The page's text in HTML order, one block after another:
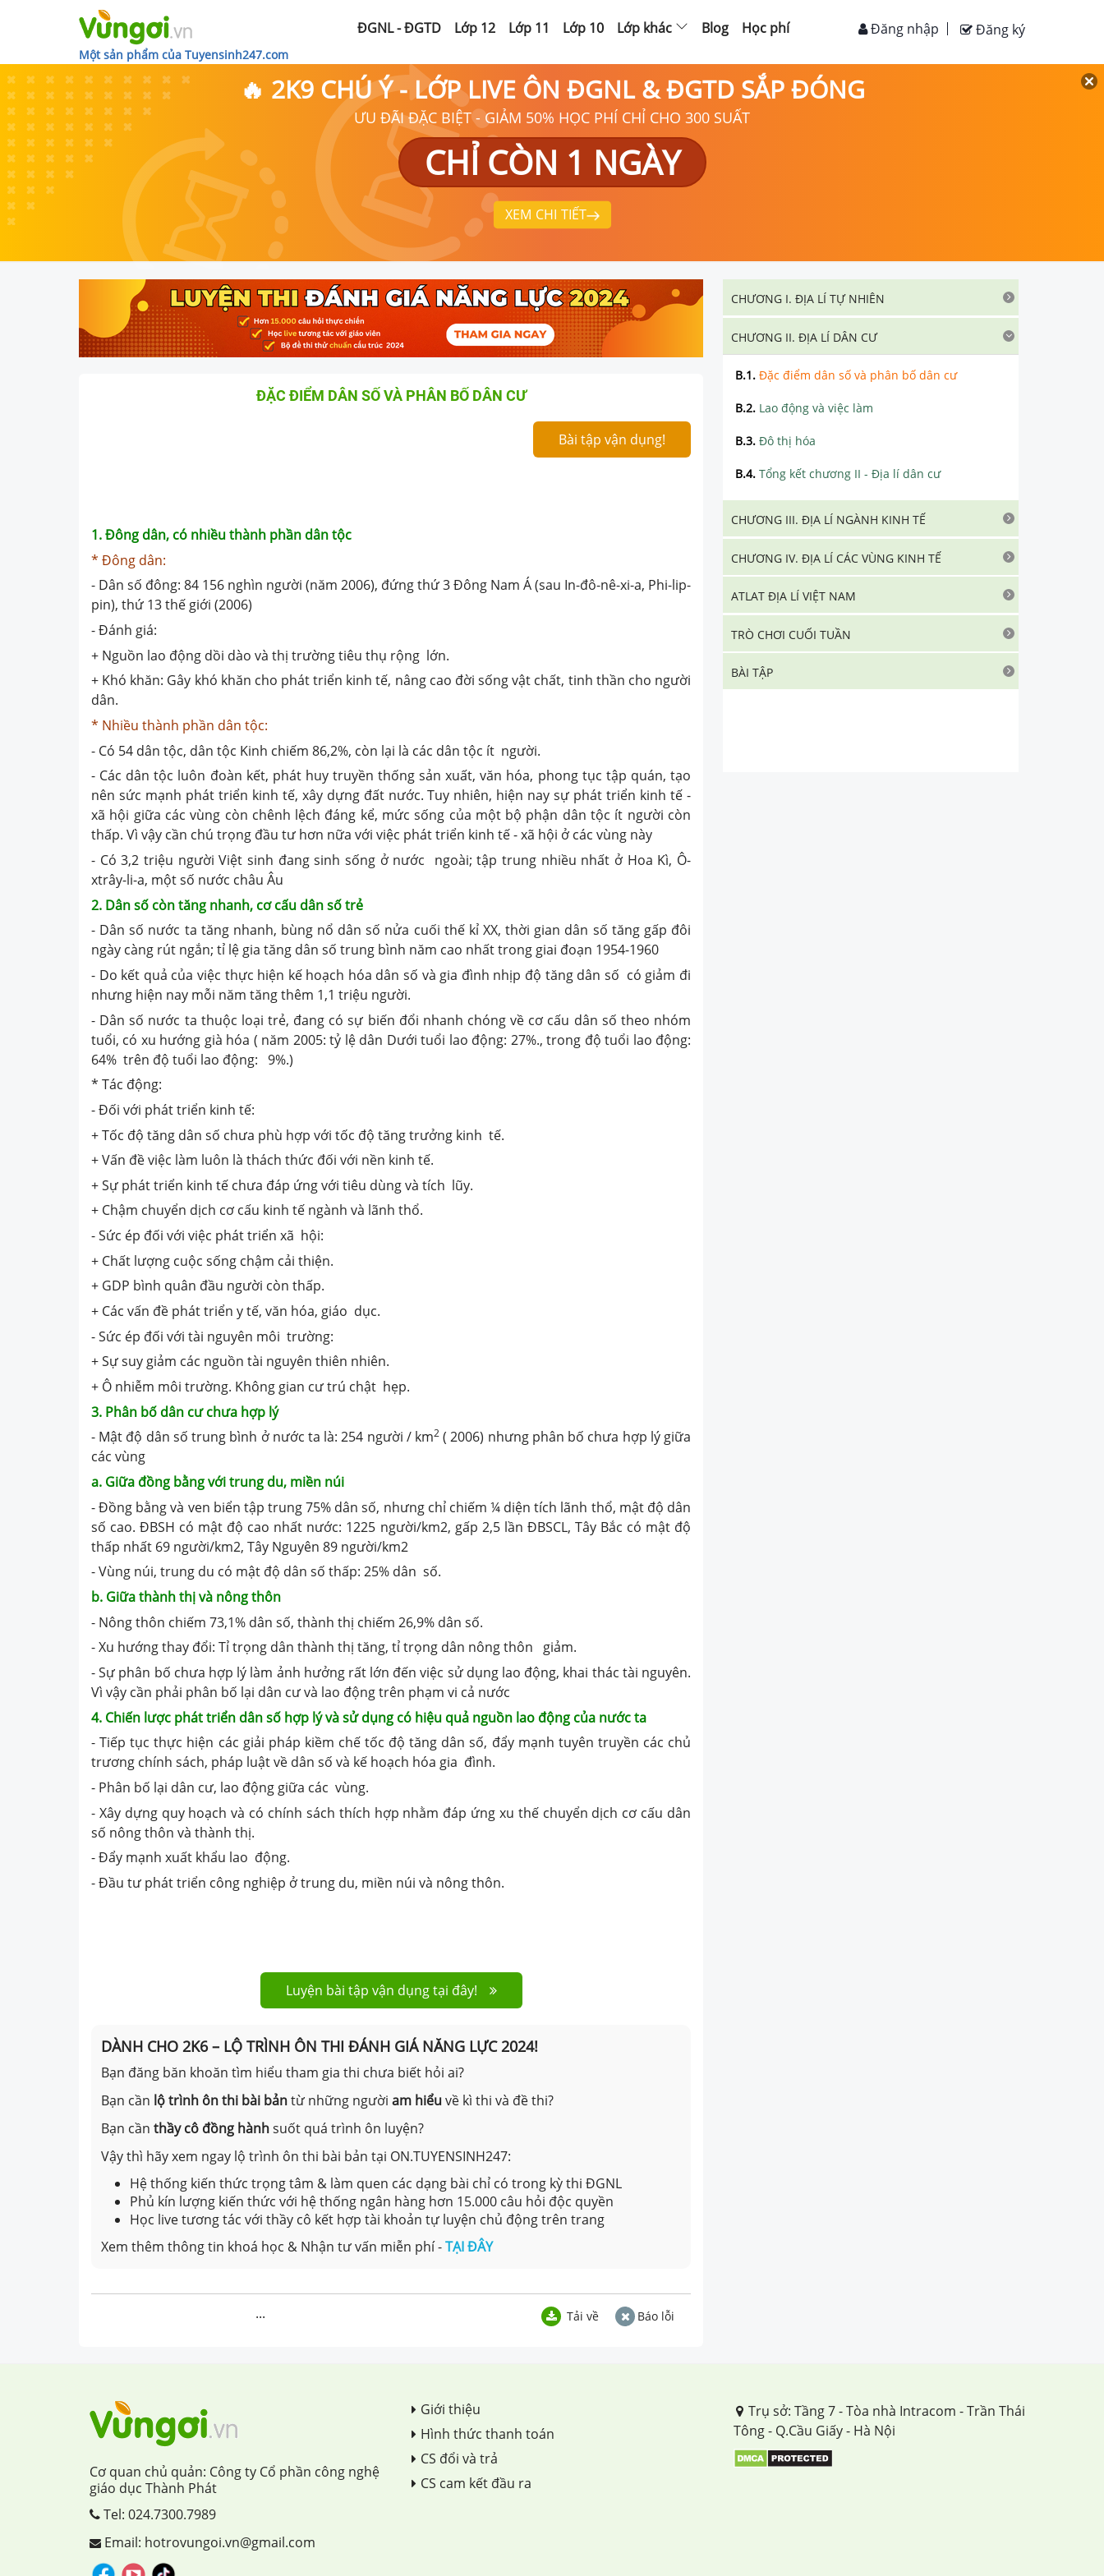
Một sản phẩm của Tuyensinh247.com
ĐGNL - ĐGTD Lớp 12 Lớp 11 Lớp 10 Lớp khác Blog Học phí Đăng ký
Đăng nhập
🔥 2K9 CHÚ Ý - LỚP LIVE ÔN ĐGNL & ĐGTD SẮP ĐÓNG
ƯU ĐÃI ĐẶC BIỆT - GIẢM 50% HỌC PHÍ CHỈ CHO 300 SUẤT
CHỈ CÒN 1 NGÀY
XEM CHI TIẾT
ĐẶC ĐIỂM DÂN SỐ VÀ PHÂN BỐ DÂN CƯ
Bài tập vận dụng!
1. Đông dân, có nhiều thành phần dân tộc
* Đông dân:
- Dân số đông: 84 156 nghìn người (năm 2006), đứng thứ 3 Đông Nam Á (sau In-đô-nê-xi-a, Phi-lip-
pin), thứ 13 thế giới (2006)
- Đánh giá:
+ Nguồn lao động dồi dào và thị trường tiêu thụ rộng lớn.
+ Khó khăn: Gây khó khăn cho phát triển kinh tế, nâng cao đời sống vật chất, tinh thần cho người
dân.
* Nhiều thành phần dân tộc:
- Có 54 dân tộc, dân tộc Kinh chiếm 86,2%, còn lại là các dân tộc ít người.
- Các dân tộc luôn đoàn kết, phát huy truyền thống sản xuất, văn hóa, phong tục tập quán, tạo
nên sức mạnh phát triển kinh tế, xây dựng đất nước. Tuy nhiên, hiện nay sự phát triển kinh tế -
xã hội giữa các vùng còn chênh lệch đáng kể, mức sống của một bộ phận dân tộc ít người còn
thấp. Vì vậy cần chú trọng đầu tư hơn nữa với việc phát triển kinh tế - xã hội ở các vùng này
- Có 3,2 triệu người Việt sinh đang sinh sống ở nước ngoài; tập trung nhiều nhất ở Hoa Kì, Ô-
xtrây-li-a, một số nước châu Âu
2. Dân số còn tăng nhanh, cơ cấu dân số trẻ
- Dân số nước ta tăng nhanh, bùng nổ dân số nửa cuối thế kỉ XX, thời gian dân số tăng gấp đôi
ngày càng rút ngắn; tỉ lệ gia tăng dân số trung bình năm cao nhất trong giai đoạn 1954-1960
- Do kết quả của việc thực hiện kế hoạch hóa dân số và gia đình nhịp độ tăng dân số có giảm đi
nhưng hiện nay mỗi năm tăng thêm 1,1 triệu người.
- Dân số nước ta thuộc loại trẻ, đang có sự biến đổi nhanh chóng về cơ cấu dân số theo nhóm
tuổi, có xu hướng già hóa ( năm 2005: tỷ lệ dân Dưới tuổi lao động: 27%., trong độ tuổi lao động:
64% trên độ tuổi lao động: 9%.)
* Tác động:
- Đối với phát triển kinh tế:
+ Tốc độ tăng dân số chưa phù hợp với tốc độ tăng trưởng kinh tế.
+ Vấn đề việc làm luôn là thách thức đối với nền kinh tế.
+ Sự phát triển kinh tế chưa đáp ứng với tiêu dùng và tích lũy.
+ Chậm chuyển dịch cơ cấu kinh tế ngành và lãnh thổ.
- Sức ép đối với việc phát triển xã hội:
+ Chất lượng cuộc sống chậm cải thiện.
+ GDP bình quân đầu người còn thấp.
+ Các vấn đề phát triển y tế, văn hóa, giáo dục.
- Sức ép đối với tài nguyên môi trường:
+ Sự suy giảm các nguồn tài nguyên thiên nhiên.
+ Ô nhiễm môi trường. Không gian cư trú chật hẹp.
3. Phân bố dân cư chưa hợp lý
- Mật độ dân số trung bình ở nước ta là: 254 người / km2 ( 2006) nhưng phân bố chưa hợp lý giữa
các vùng
a. Giữa đồng bằng với trung du, miền núi
- Đồng bằng và ven biển tập trung 75% dân số, nhưng chỉ chiếm ¼ diện tích lãnh thổ, mật độ dân
số cao. ĐBSH có mật độ cao nhất nước: 1225 người/km2, gấp 2,5 lần ĐBSCL, Tây Bắc có mật độ
thấp nhất 69 người/km2, Tây Nguyên 89 người/km2
- Vùng núi, trung du có mật độ dân số thấp: 25% dân số.
b. Giữa thành thị và nông thôn
- Nông thôn chiếm 73,1% dân số, thành thị chiếm 26,9% dân số.
- Xu hướng thay đổi: Tỉ trọng dân thành thị tăng, tỉ trọng dân nông thôn giảm.
- Sự phân bố chưa hợp lý làm ảnh hưởng rất lớn đến việc sử dụng lao động, khai thác tài nguyên.
Vì vậy cần phải phân bố lại dân cư và lao động trên phạm vi cả nước
4. Chiến lược phát triển dân số hợp lý và sử dụng có hiệu quả nguồn lao động của nước ta
- Tiếp tục thực hiện các giải pháp kiềm chế tốc độ tăng dân số, đẩy mạnh tuyên truyền các chủ
trương chính sách, pháp luật về dân số và kế hoạch hóa gia đình.
- Phân bố lại dân cư, lao động giữa các vùng.
- Xây dựng quy hoạch và có chính sách thích hợp nhằm đáp ứng xu thế chuyển dịch cơ cấu dân
số nông thôn và thành thị.
- Đẩy mạnh xuất khẩu lao động.
- Đầu tư phát triển công nghiệp ở trung du, miền núi và nông thôn.
Luyện bài tập vận dụng tại đây!
DÀNH CHO 2K6 – LỘ TRÌNH ÔN THI ĐÁNH GIÁ NĂNG LỰC 2024!
Bạn đăng băn khoăn tìm hiểu tham gia thi chưa biết hỏi ai?
Bạn cần lộ trình ôn thi bài bảntừ những người am hiểuvề kì thi và đề thi?
Bạn cần thầy cô đồng hànhsuốt quá trình ôn luyện?
Vậy thì hãy xem ngay lộ trình ôn thi bài bản tại ON.TUYENSINH247:
Hệ thống kiến thức trọng tâm & làm quen các dạng bài chỉ có trong kỳ thi ĐGNL
Phủ kín lượng kiến thức với hệ thống ngân hàng hơn 15.000 câu hỏi độc quyền
Học live tương tác với thầy cô kết hợp tài khoản tự luyện chủ động trên trang
Xem thêm thông tin khoá học & Nhận tư vấn miễn phí -TẠI ĐÂY
... Tải về Báo lỗi
CHƯƠNG I. ĐỊA LÍ TỰ NHIÊN
CHƯƠNG II. ĐỊA LÍ DÂN CƯ
B.1. Đặc điểm dân số và phân bố dân cư
B.2. Lao động và việc làm
B.3. Đô thị hóa
B.4. Tổng kết chương II - Địa lí dân cư
CHƯƠNG III. ĐỊA LÍ NGÀNH KINH TẾ
CHƯƠNG IV. ĐỊA LÍ CÁC VÙNG KINH TẾ
ATLAT ĐỊA LÍ VIỆT NAM
TRÒ CHƠI CUỐI TUẦN
BÀI TẬP
Cơ quan chủ quản: Công ty Cổ phần công nghệ
giáo dục Thành Phát
Tel: 024.7300.7989
Email: hotrovungoi.vn@gmail.com
Giới thiệu
Hình thức thanh toán
CS đổi và trả
CS cam kết đầu ra
Trụ sở: Tầng 7 - Tòa nhà Intracom - Trần Thái
Tông - Q.Cầu Giấy - Hà Nội